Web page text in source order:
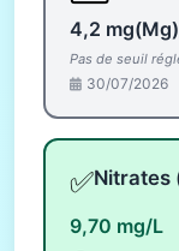
4,2
Pas de seuil
30/07/2026
✅Nitrates
9,70 mg/L